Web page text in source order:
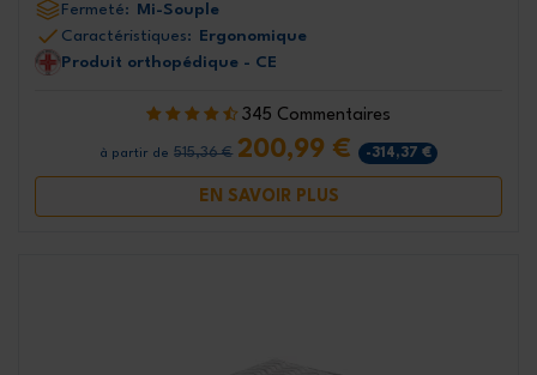
Fermeté:
Mi-Souple
Caractéristiques:
Ergonomique
Produit orthopédique - CE
345 Commentaires
à partir de 515,36 € 200,99 € -314,37 €
EN SAVOIR PLUS